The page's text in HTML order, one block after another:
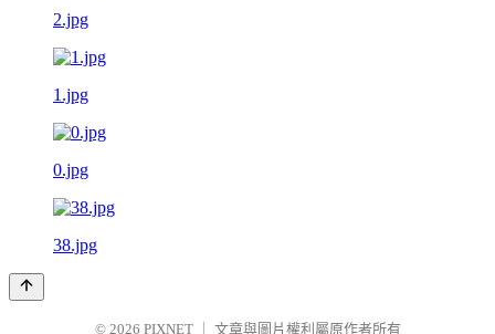
2.jpg
1.jpg
0.jpg
38.jpg
© 2026 PIXNET 文章與圖片權利屬原作者所有